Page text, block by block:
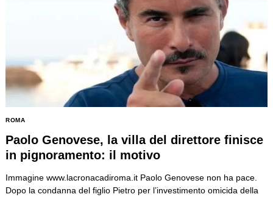
ROMA
Paolo Genovese, la villa del direttore finisce
in pignoramento: il motivo
Immagine www.lacronacadiroma.it Paolo Genovese non ha pace.
Dopo la condanna del figlio Pietro per l’investimento omicida della